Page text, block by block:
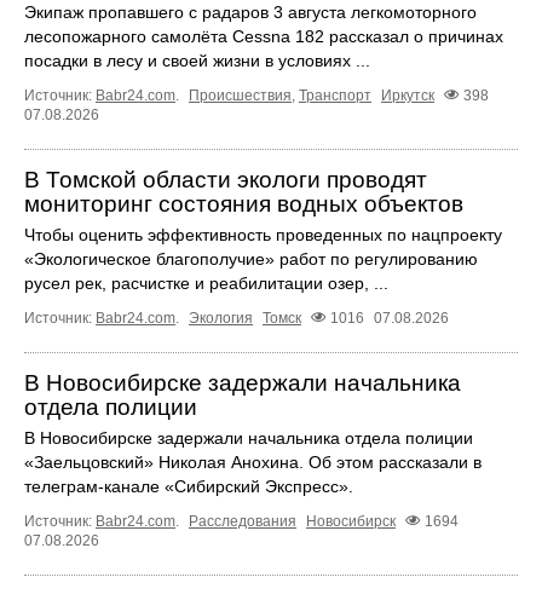
Экипаж пропавшего с радаров 3 августа легкомоторного
лесопожарного самолёта Cessna 182 рассказал о причинах
посадки в лесу и своей жизни в условиях ...
Источник: Babr24.com. Происшествия, Транспорт Иркутск
398
07.08.2026
В Томской области экологи проводят
мониторинг состояния водных объектов
Чтобы оценить эффективность проведенных по нацпроекту
«Экологическое благополучие» работ по регулированию
русел рек, расчистке и реабилитации озер, ...
Источник: Babr24.com. Экология Томск 1016 07.08.2026
В Новосибирске задержали начальника
отдела полиции
В Новосибирске задержали начальника отдела полиции
«Заельцовский» Николая Анохина. Об этом рассказали в
телеграм-канале «Сибирский Экспресс».
Источник: Babr24.com. Расследования Новосибирск
1694
07.08.2026